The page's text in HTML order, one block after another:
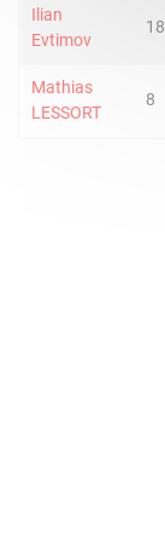
Ilian
Evtimov
18
Mathias
LESSORT
8